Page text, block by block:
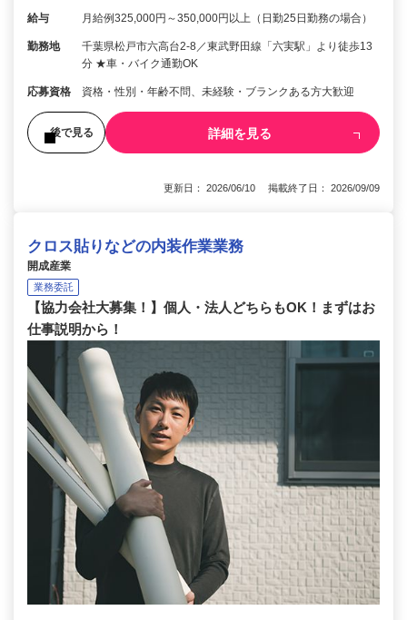
給与 月給例325,000円～350,000円以上（日勤25日勤務の場合）
勤務地
千葉県松戸市六高台2-8／東武野田線「六実駅」より徒歩13
分 ★車・バイク通勤OK
応募資格 資格・性別・年齢不問、未経験・ブランクある方大歓迎
後で見る 詳細を見る
更新日： 2026/06/10 掲載終了日： 2026/09/09
クロス貼りなどの内装作業業務
開成産業
業務委託
【協力会社大募集！】個人・法人どちらもOK！まずはお
仕事説明から！